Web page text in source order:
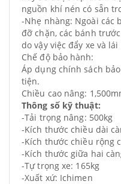
nguồn khí nén có sẵn
-Nhẹ nhàng: Ngoài các
đỡ chặn, các bánh
do vậy việc đẩy xe và
Chế độ bảo hành:
Áp dụng chính sách
tiện.
Chiều cao nâng:
Thông số kỹ thuật:
-Tải trọng nâng: 500kg
-Kích thước chiều dài
-Kích thước chiều rộng
-Kích thước giữa hai
-Tự trọng xe: 165kg
-Xuất xứ: Ichimen